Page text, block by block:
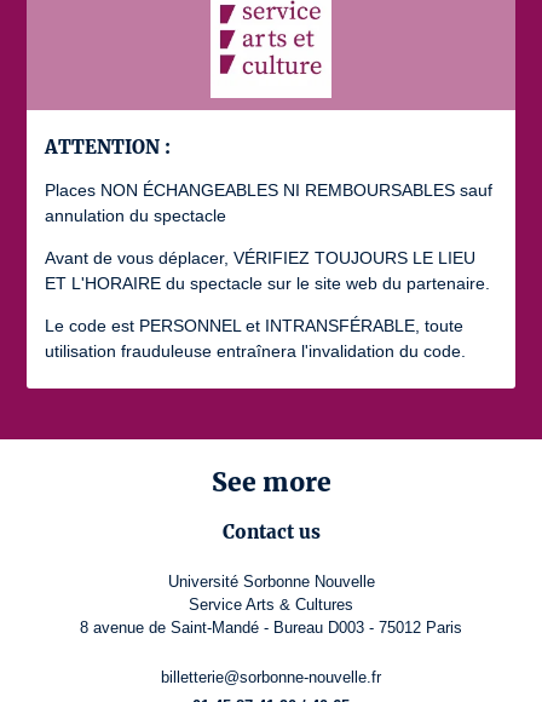
ATTENTION :
Places NON ÉCHANGEABLES NI REMBOURSABLES sauf
annulation du spectacle
Avant de vous déplacer, VÉRIFIEZ TOUJOURS LE LIEU
ET L'HORAIRE du spectacle sur le site web du partenaire.
Le code est PERSONNEL et INTRANSFÉRABLE, toute
utilisation frauduleuse entraînera l'invalidation du code.
See more
Contact us
Université Sorbonne Nouvelle
Service Arts & Cultures
8 avenue de Saint-Mandé - Bureau D003 - 75012 Paris
billetterie@sorbonne-nouvelle.fr